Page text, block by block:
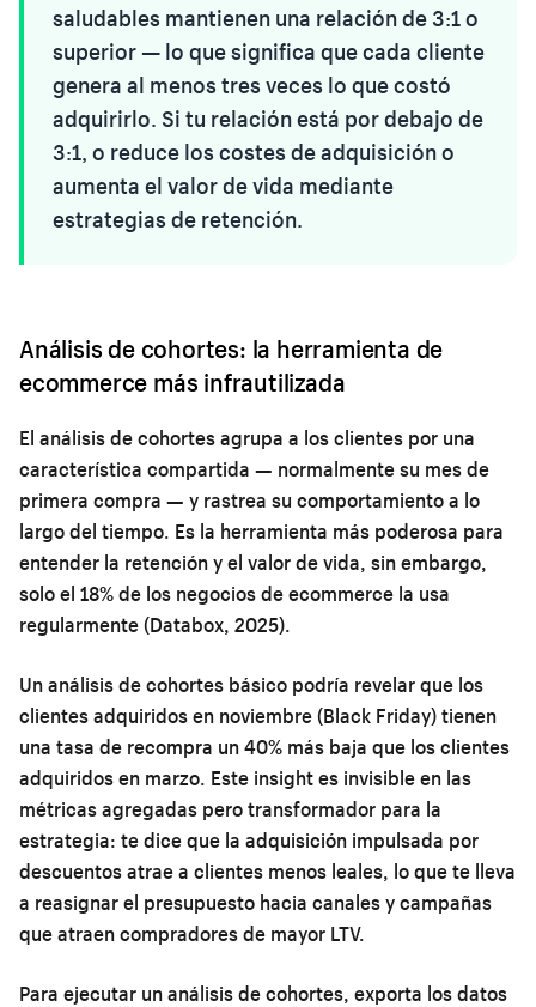
saludables mantienen una relación de 3:1 o
superior — lo que significa que cada cliente
genera al menos tres veces lo que costó
adquirirlo. Si tu relación está por debajo de
3:1, o reduce los costes de adquisición o
aumenta el valor de vida mediante
estrategias de retención.
Análisis de cohortes: la herramienta de
ecommerce más infrautilizada
El análisis de cohortes agrupa a los clientes por una
característica compartida — normalmente su mes de
primera compra — y rastrea su comportamiento a lo
largo del tiempo. Es la herramienta más poderosa para
entender la retención y el valor de vida, sin embargo,
solo el 18% de los negocios de ecommerce la usa
regularmente (Databox, 2025).
Un análisis de cohortes básico podría revelar que los
clientes adquiridos en noviembre (Black Friday) tienen
una tasa de recompra un 40% más baja que los clientes
adquiridos en marzo. Este insight es invisible en las
métricas agregadas pero transformador para la
estrategia: te dice que la adquisición impulsada por
descuentos atrae a clientes menos leales, lo que te lleva
a reasignar el presupuesto hacia canales y campañas
que atraen compradores de mayor LTV.
Para ejecutar un análisis de cohortes, exporta los datos